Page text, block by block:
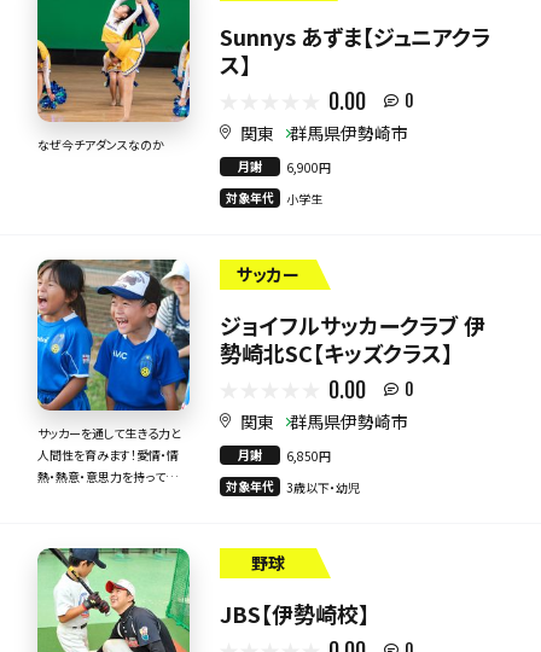
なぜ今チアダンスなのか
Sunnys あずま【ジュニアクラ
ス】
0.00 0
関東 群馬県伊勢崎市
月謝
6,900円
対象年代
小学生
サッカーを通して生きる力と
人間性を育みます！愛情・情
熱・熱意・意思力を持って全
サッカー
ジョイフルサッカークラブ 伊
勢崎北SC【キッズクラス】
0.00 0
関東 群馬県伊勢崎市
月謝
6,850円
対象年代
3歳以下・幼児
野球
JBS【伊勢崎校】